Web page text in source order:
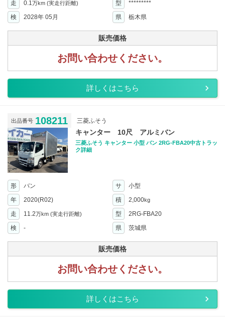
走 0.1万km (実走行距離) 型
*********
検
2028年 05月 県 栃木県
販売価格
お問い合わせください。
詳しくはこちら
出品番号 108211 三菱ふそう
キャンター 10尺 アルミバン
三菱ふそう キャンター 小型 バン 2RG-FBA20中古トラッ
ク詳細
形 バン サ
小型
年
2020(R02) 積 2,000kg
走 11.2万km (実走行距離) 型
2RG-FBA20
検
- 県 茨城県
販売価格
お問い合わせください。
詳しくはこちら